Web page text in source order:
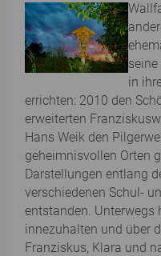
seine
in
errichten: 2010 den
erweiterten
Hans Weik den
geheimnisvollen Orten
Darstellungen entlang
verschiedenen Schul-
entstanden.
innezuhalten und über
Franziskus, Klara und